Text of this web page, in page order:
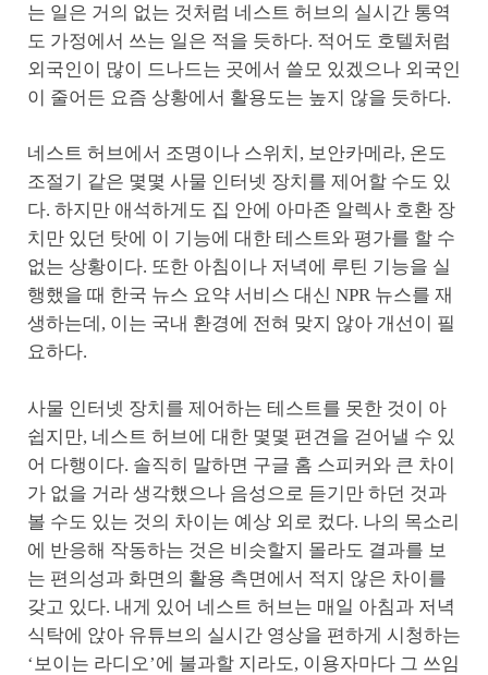
는 일은 거의 없는 것처럼 네스트 허브의 실시간 통역
도 가정에서 쓰는 일은 적을 듯하다. 적어도 호텔처럼
외국인이 많이 드나드는 곳에서 쓸모 있겠으나 외국인
이 줄어든 요즘 상황에서 활용도는 높지 않을 듯하다.
네스트 허브에서 조명이나 스위치, 보안카메라, 온도
조절기 같은 몇몇 사물 인터넷 장치를 제어할 수도 있
다. 하지만 애석하게도 집 안에 아마존 알렉사 호환 장
치만 있던 탓에 이 기능에 대한 테스트와 평가를 할 수
없는 상황이다. 또한 아침이나 저녁에 루틴 기능을 실
행했을 때 한국 뉴스 요약 서비스 대신 NPR 뉴스를 재
생하는데, 이는 국내 환경에 전혀 맞지 않아 개선이 필
요하다.
사물 인터넷 장치를 제어하는 테스트를 못한 것이 아
쉽지만, 네스트 허브에 대한 몇몇 편견을 걷어낼 수 있
어 다행이다. 솔직히 말하면 구글 홈 스피커와 큰 차이
가 없을 거라 생각했으나 음성으로 듣기만 하던 것과
볼 수도 있는 것의 차이는 예상 외로 컸다. 나의 목소리
에 반응해 작동하는 것은 비슷할지 몰라도 결과를 보
는 편의성과 화면의 활용 측면에서 적지 않은 차이를
갖고 있다. 내게 있어 네스트 허브는 매일 아침과 저녁
식탁에 앉아 유튜브의 실시간 영상을 편하게 시청하는
‘보이는 라디오’에 불과할 지라도, 이용자마다 그 쓰임